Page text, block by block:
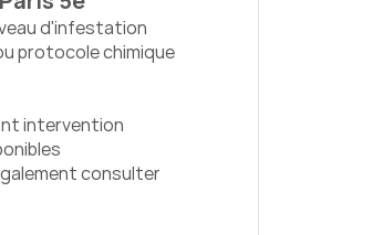
d'infestation
protocole chimique
intervention
consulter